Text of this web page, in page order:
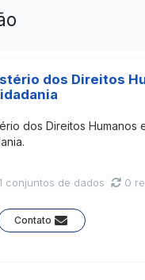
dos Direitos
dos Direitos Humanos
conjuntos de dados 0
Contato